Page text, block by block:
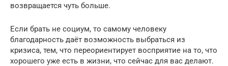
возвращается чуть больше.
Если брать не социум, то самому человеку
благодарность даёт возможность выбраться из
кризиса, тем, что переориентирует восприятие на то, что
хорошего уже есть в жизни, что сейчас для вас делают.